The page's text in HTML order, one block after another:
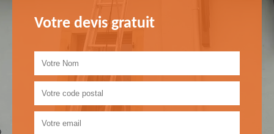
Votre devis gratuit